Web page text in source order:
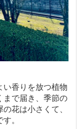
香りを放つ植物
まで届き、季節の
花は小さくて、
。